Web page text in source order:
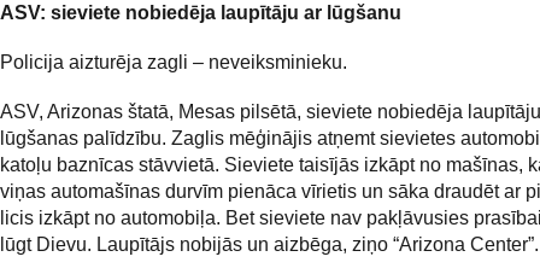
ASV: sieviete nobiedēja laupītāju ar lūgšanu
Policija aizturēja zagli – neveiksminieku.
ASV, Arizonas štatā, Mesas pilsētā, sieviete nobiedēja
lūgšanas palīdzību. Zaglis mēģinājis atņemt sievietes
katoļu baznīcas stāvvietā. Sieviete taisījās izkāpt no mašīnas,
viņas automašīnas durvīm pienāca vīrietis un sāka draudēt ar
licis izkāpt no automobiļa. Bet sieviete nav pakļāvusies
lūgt Dievu. Laupītājs nobijās un aizbēga, ziņo “Arizona Center”.